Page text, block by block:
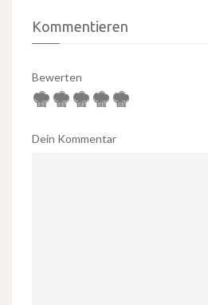
Kommentieren
Bewerten
Dein Kommentar